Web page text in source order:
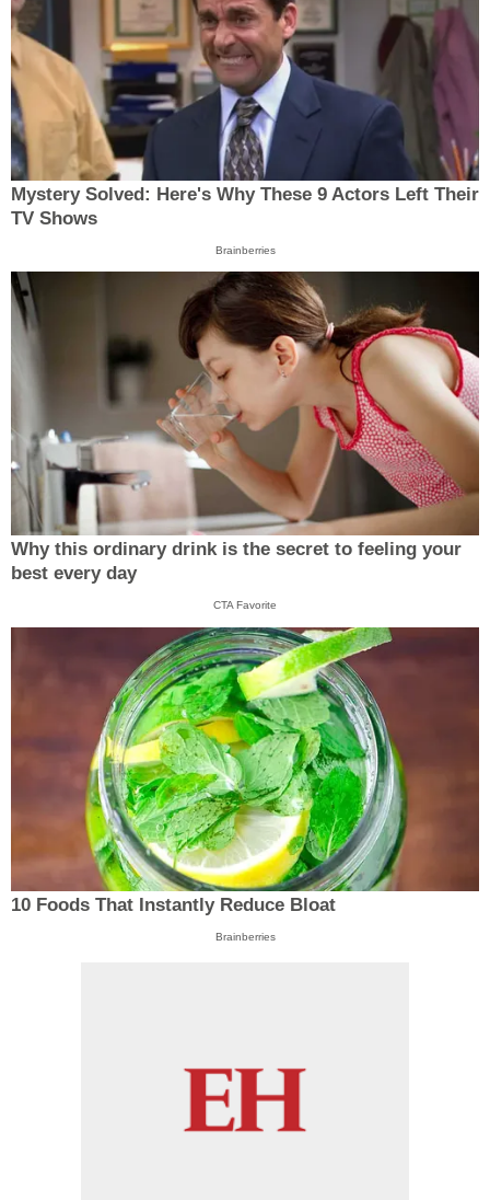
Mystery Solved: Here's Why These 9 Actors Left Their
TV Shows
Brainberries
Why this ordinary drink is the secret to feeling your
best every day
CTA Favorite
10 Foods That Instantly Reduce Bloat
Brainberries